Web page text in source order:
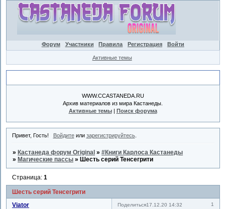
Форум Участники Правила Регистрация Войти
Активные темы
WWW.CCASTANEDA.RU
Архив материалов из мира Кастанеды.
Активные темы| Поиск форума
Привет, Гость! Войдитеили зарегистрируйтесь.
» Кастанеда форум Original »#Книги Карлоса Кастанеды
» Магические пассы » Шесть серий Тенсегрити
Шесть серий Тенсегрити
Страница:1
Поделиться 1
17.12.20 14:32
Viator